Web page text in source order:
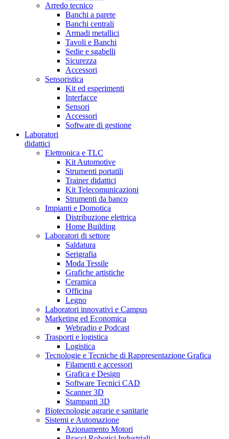
Arredo tecnico
Banchi a parete
Banchi centrali
Armadi metallici
Tavoli e Banchi
Sedie e sgabelli
Sicurezza
Accessori
Sensoristica
Kit ed esperimenti
Interfacce
Sensori
Accessori
Software di gestione
Laboratori
didattici
Elettronica e TLC
Kit Automotive
Strumenti portatili
Trainer didattici
Kit Telecomunicazioni
Strumenti da banco
Impianti e Domotica
Distribuzione elettrica
Home Building
Laboratori di settore
Saldatura
Serigrafia
Moda Tessile
Grafiche artistiche
Ceramica
Officina
Legno
Laboratori innovativi e Campus
Marketing ed Economica
Webradio e Podcast
Trasporti e logistica
Logistica
Tecnologie e Tecniche di Rappresentazione Grafica
Filamenti e accessori
Grafica e Design
Software Tecnici CAD
Scanner 3D
Stampanti 3D
Biotecnologie agrarie e sanitarie
Sistemi e Automazione
Azionamento Motori